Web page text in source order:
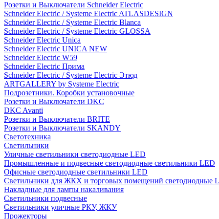
Розетки и Выключатели Schneider Electric
Schneider Electric / Systeme Electric ATLASDESIGN
Schneider Electric / Systeme Electric Blanca
Schneider Electric / Systeme Electric GLOSSA
Schneider Electric Unica
Schneider Electric UNICA NEW
Schneider Electric W59
Schneider Electric Прима
Schneider Electric / Systeme Electric Этюд
ARTGALLERY by Systeme Electric
Подрозетники. Коробки установочные
Розетки и Выключатели DKC
DKC Avanti
Розетки и Выключатели BRITE
Розетки и Выключатели SKANDY
Светотехника
Светильники
Уличные светильники светодиодные LED
Промышленные и подвесные светодиодные светильники LED
Офисные светодиодные светильники LED
Светильники для ЖКХ и торговых помещений светодиодные
Накладные для лампы накаливания
Светильники подвесные
Светильники уличные РКУ, ЖКУ
Прожекторы